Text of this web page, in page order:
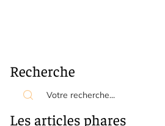
Recherche
Les articles phares